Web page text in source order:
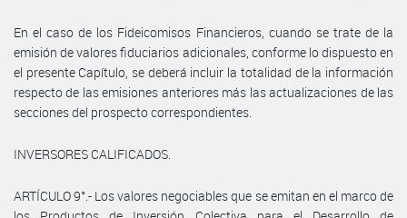
En el caso de los Fideicomisos Financieros, cuando se trate de la
emisión de valores fiduciarios adicionales, conforme lo dispuesto en
el presente Capítulo, se deberá incluir la totalidad de la información
respecto de las emisiones anteriores más las actualizaciones de las
secciones del prospecto correspondientes.
INVERSORES CALIFICADOS.
ARTÍCULO 9°.- Los valores negociables que se emitan en el marco de